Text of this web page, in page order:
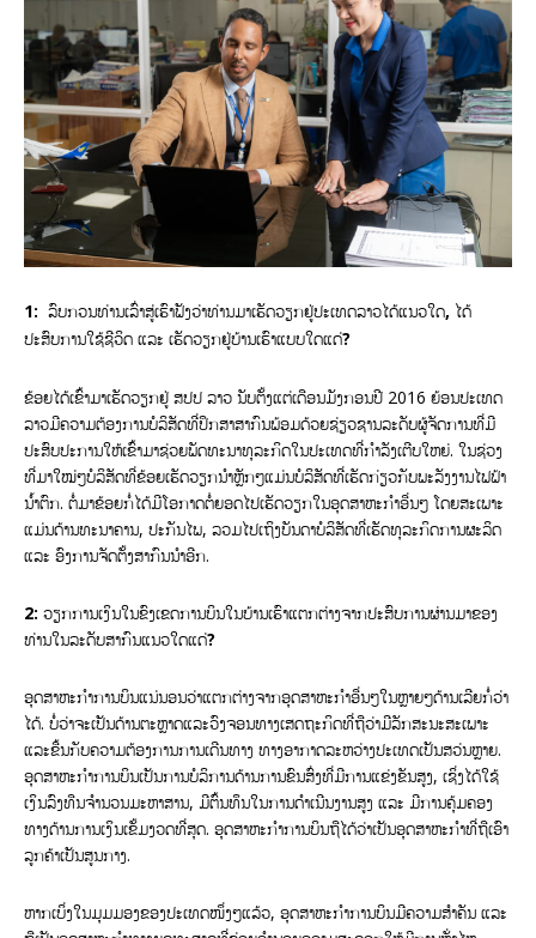
1: ​ລົບກວນທ່ານເລົ່າສູ່ເຮົາຟັງວ່າທ່ານ​ມາເຮັດວຽກຢູ່​ປະ​ເທດ​ລາວໄດ້ແນວໃດ, ໄດ້
ປະສົບການໃຊ້​ຊີ​ວິດ ແລະ ເຮັດ​ວຽກຢູ່ບ້ານເຮົາແບບໃດແດ່?
ຂ້ອຍໄດ້ເຂົ້າມາເຮັດວຽກຢູ່ ສປປ ລາວ ນັບຕັ້ງແຕ່ເດືອນມັງກອນປີ 2016 ຍ້ອນປະເທດ
ລາວມີຄວາມຕ້ອງການບໍລິສັດທີ່ປຶກສາສາກົນພ້ອມດ້ວຍຊ່ຽວຊານລະດັບຜູ້ຈັດການທີ່ມີ
ປະສົບປະການໃຫ້ເຂົ້າມາຊ່ວຍພັດທະນາທຸລະກິດໃນປະເທດທີ່ກໍາລັງເຕີບໃຫຍ່. ໃນຊ່ວງ
ທີ່ມາໃໝ່ໆບໍລິສັດທີ່ຂ້ອຍເຮັດວຽກນໍາຫຼັກໆແມ່ນບໍລິສັດທີ່ເຮັດກ່ຽວກັບພະລັງງານໄຟຟ້າ
ນ້ຳຕົກ. ຕໍ່ມາຂ້ອຍກໍ່ໄດ້ມີໂອກາດຕໍ່ຍອດໄປເຮັດວຽກໃນອຸດສາຫະກໍາອື່ນໆ ໂດຍສະເພາະ
ແມ່ນດ້ານທະນາຄານ, ປະກັນໄພ, ລວມໄປເຖິງບັນດາບໍລິສັດທີ່ເຮັດທຸລະກິດການຜະລິດ
ແລະ ອົງການຈັດຕັ້ງສາກົນນໍາອີກ.
2: ວຽກການເງິນໃນຂົງເຂດການບິນໃນບ້ານເຮົາແຕກຕ່າງຈາກປະສົບການຜ່ານມາຂອງ
ທ່ານໃນລະດັບສາກົນແນວໃດແດ່?
ອຸດສາຫະກໍາການບິນແນ່ນອນວ່າແຕກຕ່າງຈາກອຸດສາຫະກໍາອື່ນໆໃນຫຼາຍໆດ້ານເລີຍກໍ່ວ່າ
ໄດ້. ບໍ່ວ່າຈະເປັນດ້ານຕະຫຼາດແລະວົງຈອນທາງເສດຖະກິດທີ່ຖືວ່າມີລັກສະນະສະເພາະ
ແລະຂື້ນກັບຄວາມຕ້ອງການການເດີນທາງ ທາງອາກາດລະຫວ່າງປະເທດເປັນສວ່ນຫຼາຍ.
ອຸດສາຫະກໍາການບິນເປັນການບໍລິການດ້ານການຂົນສົ່ງທີ່ມີການແຂ່ງຂັນສູງ, ເຊິ່ງໄດ້ໃຊ້
ເງິນລົງທືນຈໍານວນມະຫາສານ, ມີຕົ້ນທຶນໃນການດໍາເນີນງານສູງ ແລະ ມີການຄຸ້ມຄອງ
ທາງດ້ານການເງິນເຂັ້ມງວດທີ່ສຸດ. ອຸດສາຫະກໍາການບິນຖືໄດ້ວ່າເປັນອຸດສາຫະກໍາທີ່ຖືເອົາ
ລູກຄ້າເປັນສູນກາງ.
ຫາກເບິ່ງໃນມຸມມອງຂອງປະເທດໜຶ່ງໆແລ້ວ, ອຸດສາຫະກໍາການບິນມີຄວາມສໍາຄັນ ແລະ